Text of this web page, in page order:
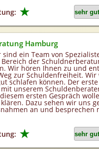
★
Hamburg
sind ein Team von
der
Wir hören Ihnen zu und
zur Schuldenfreiheit. Wir
schlafen können. Der erste
unserem
ersten Gespräch
Dazu sehen wir uns
an und besprechen
★